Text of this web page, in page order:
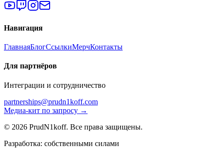
Навигация
ГлавнаяБлогСсылкиМерчКонтакты
Для партнёров
Интеграции и сотрудничество
partnerships@prudn1koff.com
Медиа-кит по запросу →
© 2026 PrudN1koff. Все права защищены.
Разработка: собственными силами